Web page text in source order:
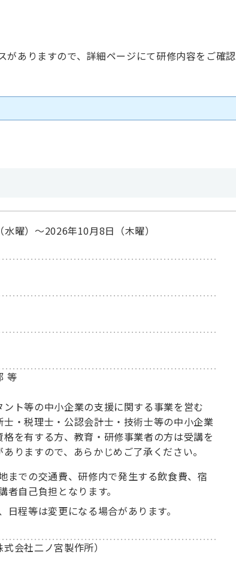
ありますので、詳細ページにて研修内容をご確認
曜）～2026年10月8日（木曜）
等
ト等の中小企業の支援に関する事業を営む
士・税理士・公認会計士・技術士等の中小企業
格を有する方、教育・研修事業者の方は受講を
りますので、あらかじめご了承ください。
までの交通費、研修内で発生する飲食費、宿
者自己負担となります。
日程等は変更になる場合があります。
会社二ノ宮製作所）